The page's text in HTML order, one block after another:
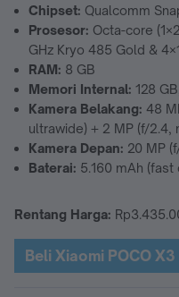
Chipset: Qualcomm
Prosesor: Octa-core
GHz Kryo 485 Gold &
RAM: 8 GB
Memori Internal: 128
Kamera Belakang: 48
ultrawide) + 2 MP (f/2.4,
Kamera Depan: 20 MP
Baterai: 5.160 mAh (fast
Rentang Harga:
Beli Xiaomi POCO